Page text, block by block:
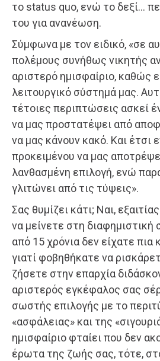
το status quo, ενώ το δεξί…
του για ανανέωση.
Σύμφωνα με τον ειδικό, «σε
πολέμους συνήθως νικητής
αριστερό ημισφαίριο, καθώς
λειτουργικό σύστημά μας.
τέτοιες περιπτώσεις ασκεί
να μας προστατέψει από
να μας κάνουν κακό. Και έτσι
προκειμένου να μας
λανθασμένη επιλογή, ενώ
γλιτώνει από τις τύψεις».
Σας θυμίζει κάτι; Ναι,
να μείνετε στη διαφημιστική
από 15 χρόνια δεν είχατε πια
γιατί φοβηθήκατε να
ζήσετε στην επαρχία
αριστερός εγκέφαλος σας
σωστής επιλογής με το
«ασφάλειας» και της
ημισφαίριο φταίει που δεν
έρωτα της ζωής σας, τότε,